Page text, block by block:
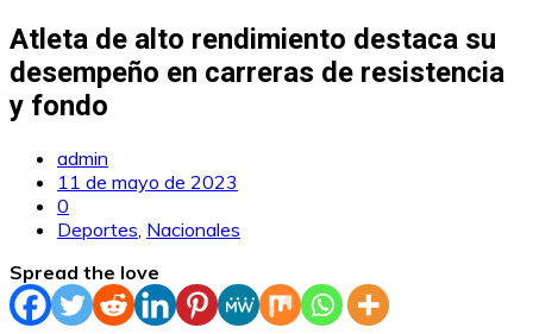
Atleta de alto rendimiento destaca su
desempeño en carreras de resistencia
y fondo
admin
11 de mayo de 2023
0
Deportes Nacionales
Spread the love